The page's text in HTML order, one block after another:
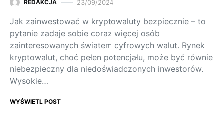
REDAKCJA 23/09/2024
Jak zainwestować w kryptowaluty bezpiecznie – to
pytanie zadaje sobie coraz więcej osób
zainteresowanych światem cyfrowych walut. Rynek
kryptowalut, choć pełen potencjału, może być równie
niebezpieczny dla niedoświadczonych inwestorów.
Wysokie…
WYŚWIETL POST